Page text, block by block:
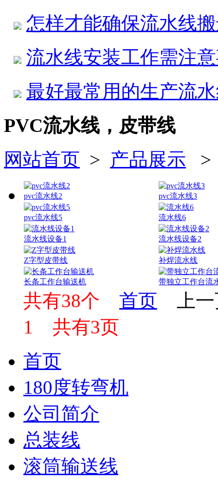
怎样才能确保流水线
流水线安装工作需注
最好最常用的生产流
PVC流水线，皮带线
网站首页 > 产品展示
pvc流水线2 pvc流水线3
pvc流水线5 流水线6
流水线设备1 流水线设备2
Z字型皮带线 补焊流水线
长条工作台输送机 带独立工作台流
共有38个 首页
上
1
共有3页
首页
180度转弯机
公司简介
总装线
滚筒输送线